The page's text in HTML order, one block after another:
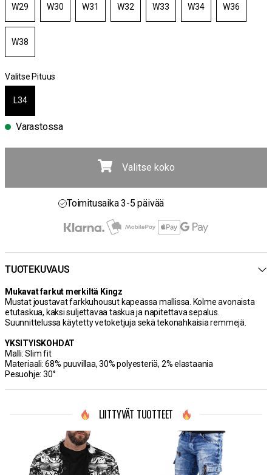
W29 W30 W31 W32 W33 W34 W36
W38
Valitse Pituus
L34
Varastossa
Valitse koko
30 päivän avokauppa
Toimitusaika 3-5 päivää
TUOTEKUVAUS
Mukavat farkut merkiltä Kingz
Mustat joustavat farkkuhousut kapeassa mallissa. Kolme avonaista
etutaskua, kaksi suljettavaa taskua ja napitettava sepalus.
Suunnittelussa käytetty vetoketjuja sekä tekonahkaisia remmejä.
YKSITYISKOHDAT
Malli: Slim fit
Materiaali: 68% puuvillaa, 30% polyesteriä, 2% elastaania
Pesuohje: 30°
LIITTYVÄT TUOTTEET